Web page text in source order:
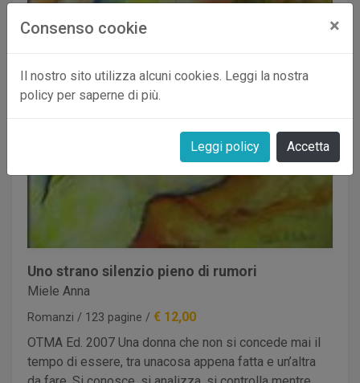
Consenso cookie ×
Il nostro sito utilizza alcuni cookies. Leggi la nostra
policy per saperne di più.
Leggi policy Accetta
Uno strano silenzio pieno di rumori
Miele Anna
Romanzi / 123 pagine /€ 12,00
OTMA Ed. 2007 Una donna che non si concede mai il
tempo di essere, tra unacosa appena fatta e un’altra